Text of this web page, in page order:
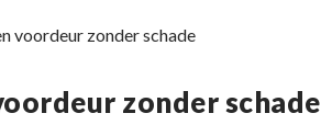
voordeur zonder schade
zonder schade